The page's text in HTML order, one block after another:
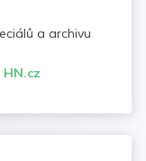
a archivu